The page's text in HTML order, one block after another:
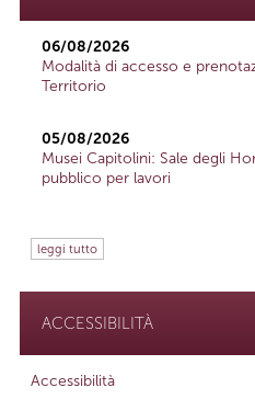
06/08/2026
Modalità di accesso e
Territorio
05/08/2026
Musei Capitolini: Sale degli
pubblico per lavori
leggi tutto
ACCESSIBILITÀ
Accessibilità